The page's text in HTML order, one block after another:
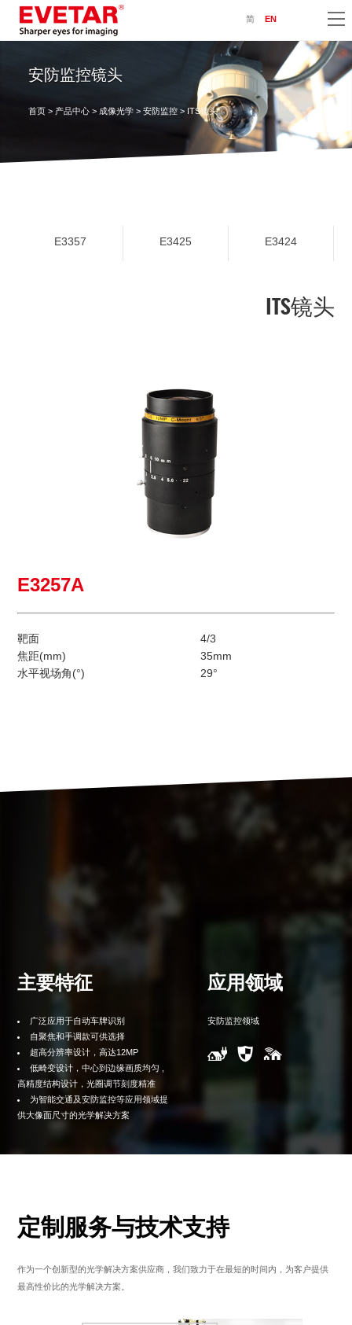
简 EN
安防监控镜头
首页> 产品中心> 成像光学> 安防监控> ITS镜头
E3357 E3425 E3424
ITS镜头
E3257A
靶面
4/3
焦距(mm)
35mm
水平视场角(°)
29°
主要特征
广泛应用于自动车牌识别
自聚焦和手调款可供选择
超高分辨率设计，高达12MP
低畸变设计，中心到边缘画质均匀 ,
高精度结构设计，光圈调节刻度精准
为智能交通及安防监控等应用领域提
供大像面尺寸的光学解决方案
应用领域
安防监控领域
定制服务与技术支持
作为一个创新型的光学解决方案供应商，我们致力于在最短的时间内，为客户提供
最高性价比的光学解决方案。